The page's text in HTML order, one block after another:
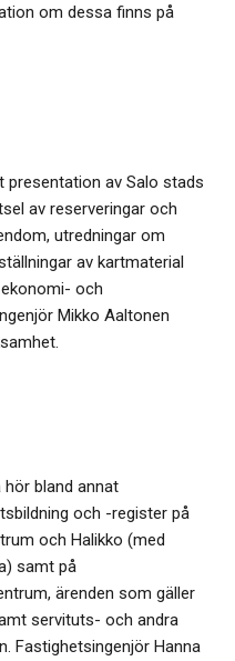
om dessa finns på
presentation av Salo stads
av reserveringar och
utredningar om
av kartmaterial
och
Mikko Aaltonen
bland annat
och -register på
och Halikko (med
samt på
ärenden som gäller
servituts- och andra
Fastighetsingenjör Hanna